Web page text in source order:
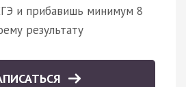
и прибавишь минимум 8
результату